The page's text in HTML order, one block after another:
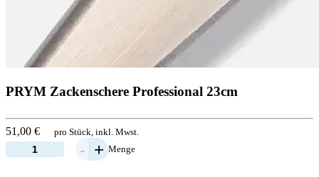
PRYM Zackenschere Professional 23cm
51,00 € pro Stück, inkl. Mwst.
- + Menge